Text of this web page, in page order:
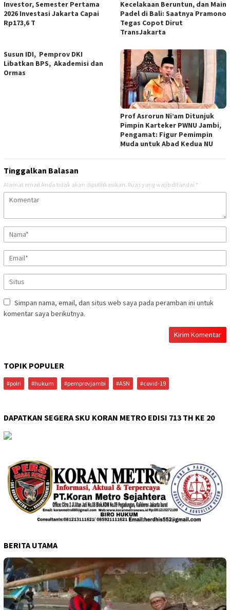
Investor, Semester Pertama
2026 Investasi Jakarta Capai
Rp173,6 T
Kecelakaan Beruntun, dan Main
Padel di Bali: Saatnya Pramono
Tegas Copot Dirut
TransJakarta
Susun IDI, Pemprov DKI
Libatkan BPS, Akademisi dan
Ormas
Prof Asrorun Ni’am Ditunjuk
Pimpin Karteker PWNU Jambi,
Pengamat: Figur Pemimpin
Muda untuk Abad Kedua NU
Tinggalkan Balasan
Alamat email Anda tidak akan dipublikasikan. Ruas yang wajib ditandai *
Simpan nama, email, dan situs web saya pada peramban ini untuk
komentar saya berikutnya.
TOPIK POPULER
#polri #hukum #pemprovjambi #ASN #covid-19
DAPATKAN SEGERA SKU KORAN METRO EDISI 713 TH KE 20
BERITA UTAMA